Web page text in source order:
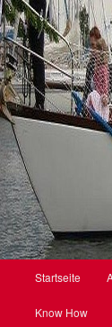
Webseite für
Zum
primären
Startseite
Know How